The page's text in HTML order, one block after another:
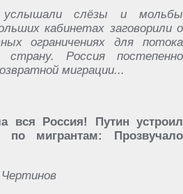
услышали слёзы и мольбы
кабинетах заговорили о
ограничениях для потока
Россия постепенно
миграции...
вся Россия! Путин устроил
по мигрантам: Прозвучало